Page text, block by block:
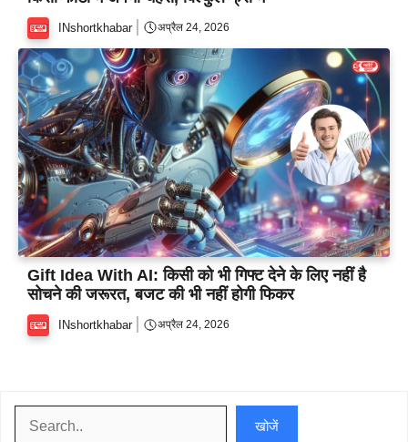
INshortkhabar अप्रैल 24, 2026
Gift Idea With AI: किसी को भी गिफ्ट देने के लिए नहीं है
सोचने की जरूरत, बजट की भी नहीं होगी फिकर
INshortkhabar अप्रैल 24, 2026
खोजें